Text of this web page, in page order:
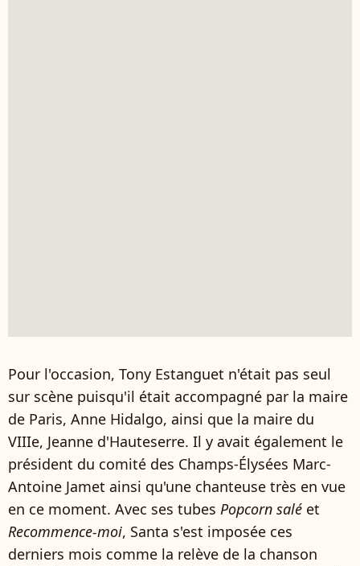
Pour l'occasion, Tony Estanguet n'était pas seul
sur scène puisqu'il était accompagné par la maire
de Paris, Anne Hidalgo, ainsi que la maire du
VIIIe, Jeanne d'Hauteserre. Il y avait également le
président du comité des Champs-Élysées Marc-
Antoine Jamet ainsi qu'une chanteuse très en vue
en ce moment. Avec ses tubes Popcorn salé et
Recommence-moi, Santa s'est imposée ces
derniers mois comme la relève de la chanson